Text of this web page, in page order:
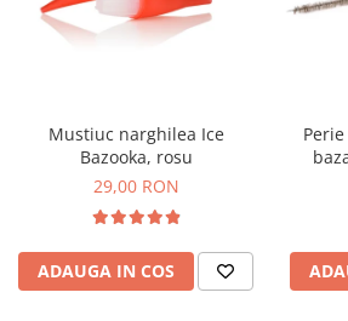
Mustiuc narghilea Ice
Bazooka, rosu
29,00 RON
ADAUGA IN COS